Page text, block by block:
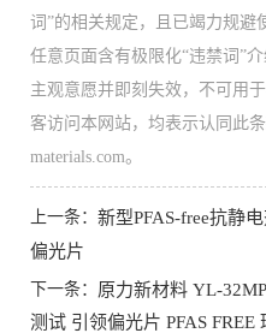
词”的相关规定，且已竭力规避
任意页面含有极限化“违禁词”
主观意愿并即刻失效，不可用
客访问本网站，均表示认同此
materials.com。
上一条： 新型PFAS-free抗静
偏光片
下一条： 原力新材料 YL-
测试 引领偏光片 PFAS FREE